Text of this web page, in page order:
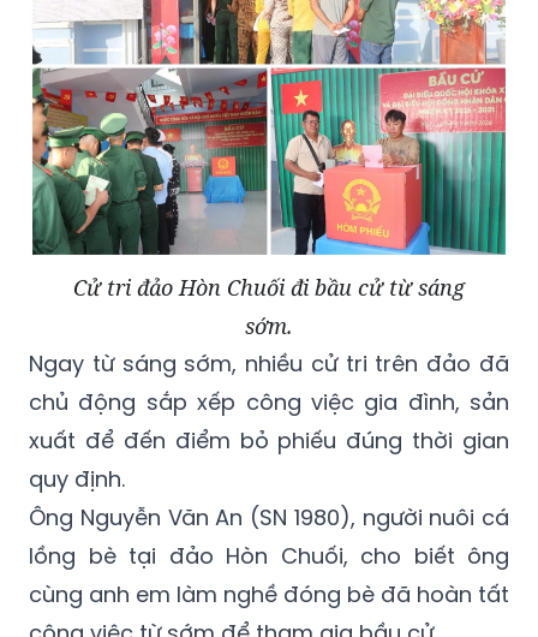
Cử tri đảo Hòn Chuối đi bầu cử từ sáng
sớm.
Ngay từ sáng sớm, nhiều cử tri trên đảo đã
chủ động sắp xếp công việc gia đình, sản
xuất để đến điểm bỏ phiếu đúng thời gian
quy định.
Ông Nguyễn Văn An (SN 1980), người nuôi cá
lồng bè tại đảo Hòn Chuối, cho biết ông
cùng anh em làm nghề đóng bè đã hoàn tất